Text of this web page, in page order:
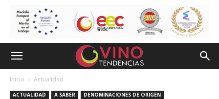
Inicio Actualidad
ACTUALIDAD A SABER DENOMINACIONES DE ORIGEN